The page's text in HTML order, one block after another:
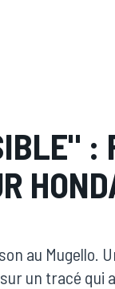
:
au Mugello.
un tracé qui